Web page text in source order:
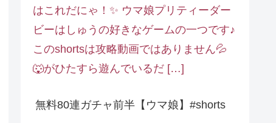
はこれだにゃ！✨ ウマ娘プリティーダー
ビーはしゅうの好きなゲームの一つです♪
このshortsは攻略動画ではありません💦
🐺がひたすら遊んでいるだ […]
無料80連ガチャ前半【ウマ娘】#shorts